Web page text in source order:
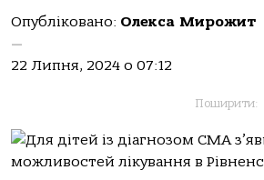
Опубліковано: Олекса Мирожит
—
22 Липня, 2024 о 07:12
Поширити: